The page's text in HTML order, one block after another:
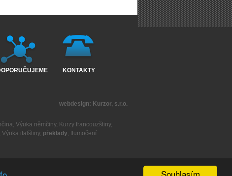
KONTAKTY
webdesign: Kurzor, s.r.o.
, Výuka němčiny, Kurzy francouzštiny,
Výuka italštiny, překlady, tlumočení